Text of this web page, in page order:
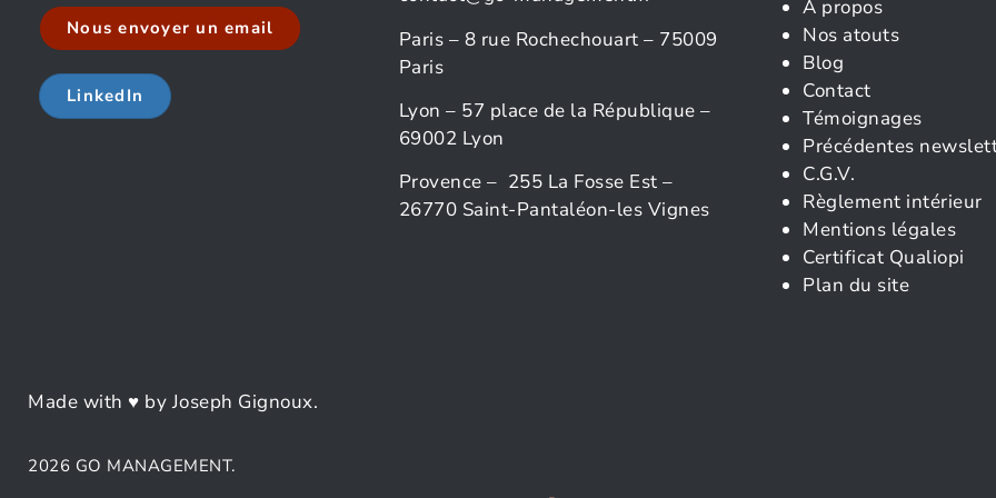
Nous envoyer un email
LinkedIn
Paris – 8 rue Rochechouart – 75009
Paris
Lyon – 57 place de la République –
69002 Lyon
Provence – 255 La Fosse Est –
26770 Saint-Pantaléon-les Vignes
À propos
Nos atouts
Blog
Contact
Témoignages
Précédentes
C.G.V.
Règlement intérieur
Mentions légales
Certificat Qualiopi
Plan du site
Made with ♥ by Joseph Gignoux.
2026 GO MANAGEMENT.